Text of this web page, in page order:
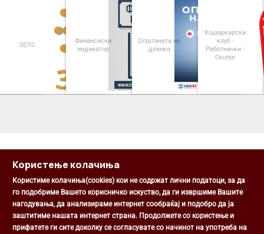
ЗЕЛС
Финансиски
индикатор
Општината на
дланка
Кошаркарски
клуб -
Работнички -
Скопје
Општина Центар
Михаил Цоков бр. 1, Скопје
Користење колачиња
Користиме колачиња(cookies) кои не содржат лични податоци, за да
го подобриме Вашето корисничко искуство, да ги извршиме Вашите
нагодувања, да анализираме интернет сообраќај и подобро да ја
заштитиме нашата интернет страна. Продолжете со користење и
прифатете ги сите доколку се согласувате со начинот на употреба на